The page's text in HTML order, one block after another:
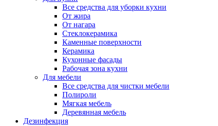
Все средства для уборки кухни
От жира
От нагара
Стеклокерамика
Каменные поверхности
Керамика
Кухонные фасады
Рабочая зона кухни
Для мебели
Все средства для чистки мебели
Полироли
Мягкая мебель
Деревянная мебель
Дезинфекция